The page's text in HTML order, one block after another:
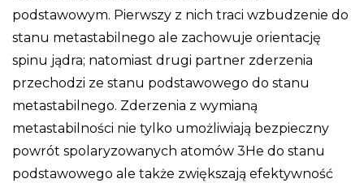
podstawowym. Pierwszy z nich traci wzbudzenie do
stanu metastabilnego ale zachowuje orientację
spinu jądra; natomiast drugi partner zderzenia
przechodzi ze stanu podstawowego do stanu
metastabilnego. Zderzenia z wymianą
metastabilności nie tylko umożliwiają bezpieczny
powrót spolaryzowanych atomów 3He do stanu
podstawowego ale także zwiększają efektywność